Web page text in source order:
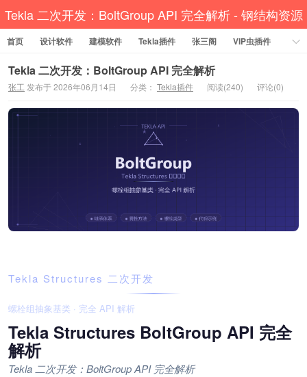
Tekla 二次开发：BoltGroup API 完全解析 - 钢结构资源
网 Tekla插件 CAD工具 犀牛GH汉化 套料
首页 设计软件 建模软件 Tekla插件 张三阁
VIP虫插件
CAD插件
定尺提料 贱人工具箱 工程辅助
办公必备
资讯教程
工程模型 关于网站
Tekla 二次开发：BoltGroup API 完全解析
张工 发布于 2026年06月14日 分类： Tekla插件 阅读(240) 评论(0)
Tekla Structures 二次开发
螺栓组抽象基类 · 完全 API 解析
Tekla Structures BoltGroup API 完全
解析
Tekla 二次开发：BoltGroup API 完全解析